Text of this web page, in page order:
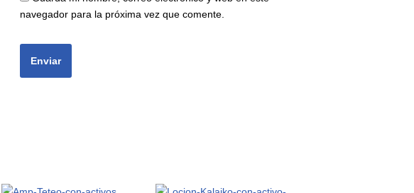
navegador para la próxima vez que comente.